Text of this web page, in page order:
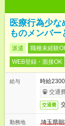
医療行為少
ものメンバー
派遣 職種未経験
WEB登録・面接OK
給与
時給
交通
交通費
勤務地
埼玉県